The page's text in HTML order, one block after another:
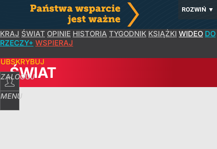
ROZWIŃ ▼
KRAJ ŚWIAT OPINIE HISTORIA TYGODNIK KSIĄŻKI WIDEO DO
RZECZY+ WSPIERAJ
ZALOGUJ
MENU
ŚWIAT